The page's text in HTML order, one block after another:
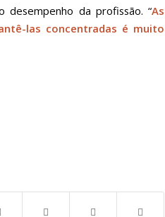
desempenho da profissão. “As
las concentradas é muito